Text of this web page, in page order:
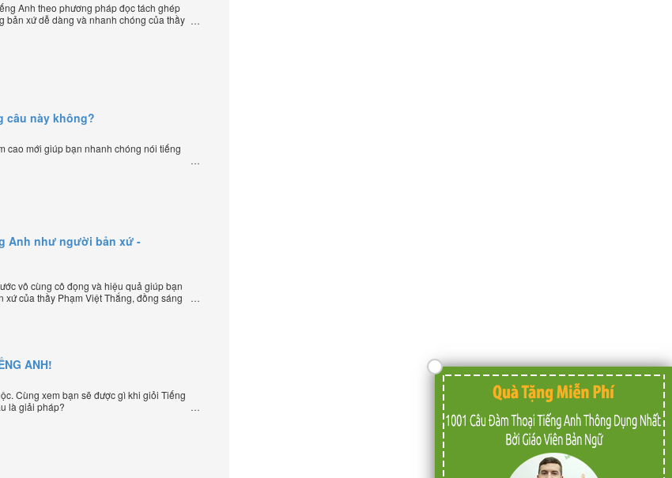
Anh theo phương pháp đọc tách ghép
bản xứ dễ dàng và nhanh chóng của thầy
- Chương trình dạy tiếng Anh trực tuyến
câu này không?
cao mới giúp bạn nhanh chóng nói tiếng
Anh như người bản xứ -
vô cùng cô đọng và hiệu quả giúp bạn
của thầy Phạm Việt Thắng, đồng sáng
ANH!
Cùng xem bạn sẽ được gì khi giỏi Tiếng
là giải pháp?